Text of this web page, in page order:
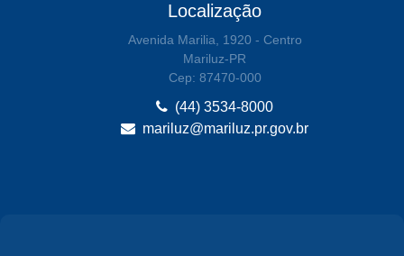
Localização
Avenida Marilia, 1920 - Centro
Mariluz-PR
Cep: 87470-000
(44) 3534-8000
mariluz@mariluz.pr.gov.br